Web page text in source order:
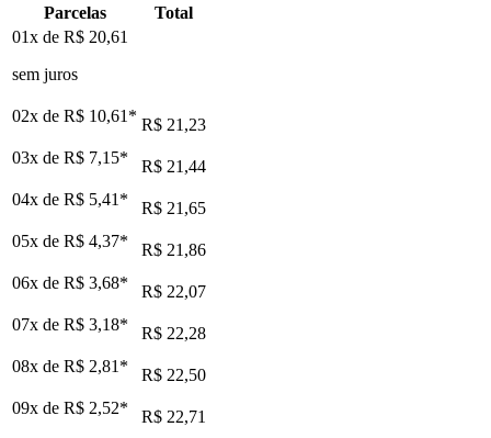
Parcelas
Total
01x de R$ 20,61
sem juros
02x de R$ 10,61 * R$ 21,23
03x de R$ 7,15*
R$ 21,44
04x de R$ 5,41 *
R$ 21,65
05x de R$ 4,37*
R$ 21,86
06x de R$ 3,68*
R$ 22,07
07x de R$ 3,18*
R$ 22,28
08x de R$ 2,81 *
R$ 22,50
09x de R$ 2,52*
R$ 22,71